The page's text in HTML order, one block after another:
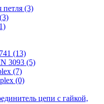
петля (3)
(3)
(13)
3093 (5)
(7)
(0)
цепи с гайкой,